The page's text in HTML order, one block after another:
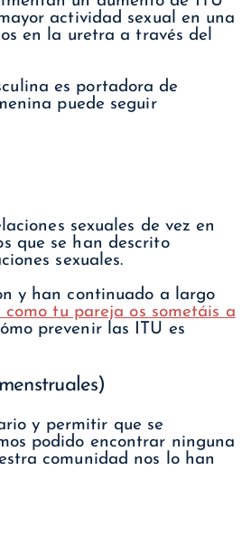
actividad sexual en una
en la uretra a través del
es portadora de
puede seguir
sexuales de vez en
que se han descrito
sexuales.
y han continuado a largo
tu pareja os sometáis a
prevenir las ITU es
y permitir que se
podido encontrar ninguna
comunidad nos lo han